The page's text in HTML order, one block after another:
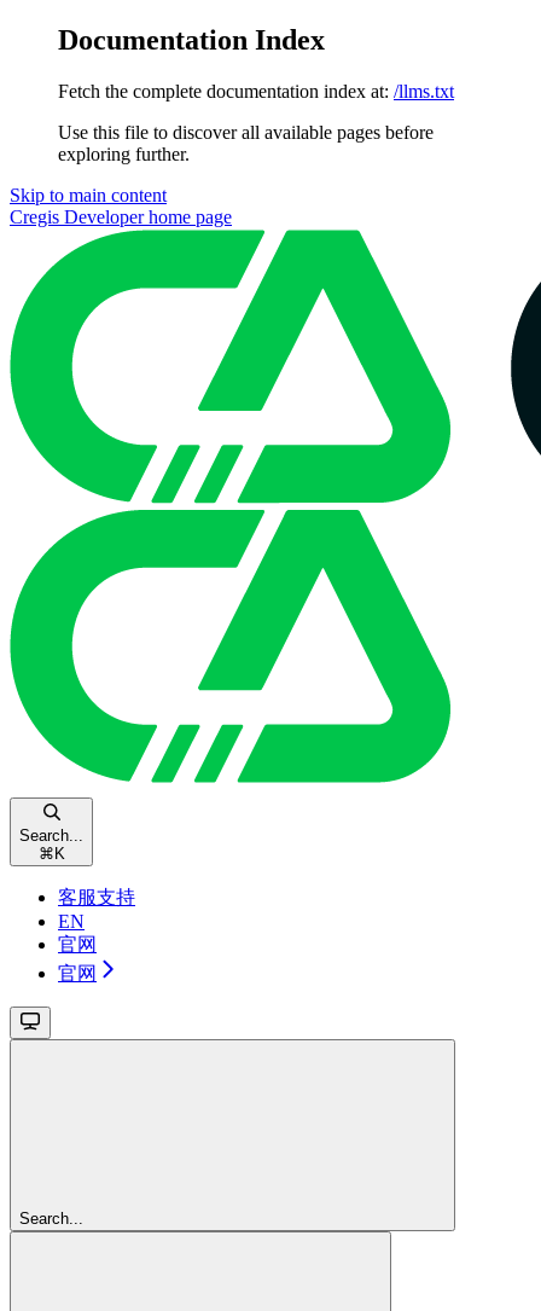
Documentation Index
Fetch the complete documentation index at: /llms.txt
Use this file to discover all available pages before
exploring further.
Skip to main content
Cregis Developerhome page
Search...
⌘ K
客服支持
EN
官网
官网
Search...